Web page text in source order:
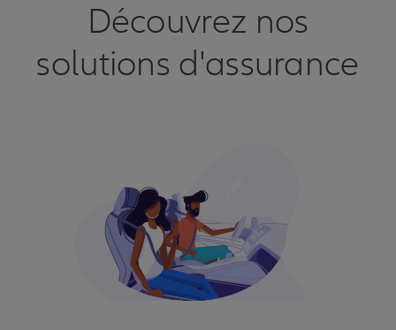
Découvrez nos
solutions d'assurance